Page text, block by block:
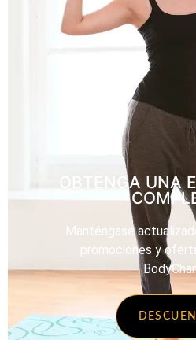
OBTENGA UNA
Manténgase
promociones y